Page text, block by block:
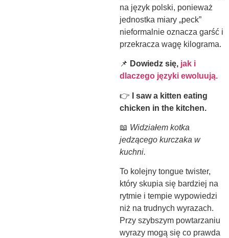
na język polski, ponieważ
jednostka miary „peck”
nieformalnie oznacza garść i
przekracza wagę kilograma.
📌 Dowiedz się, jak i
dlaczego języki ewoluują.
👉
I saw a kitten eating
chicken in the kitchen.
📖 Widziałem kotka
jedzącego kurczaka w
kuchni.
To kolejny tongue twister,
który skupia się bardziej na
rytmie i tempie wypowiedzi
niż na trudnych wyrazach.
Przy szybszym powtarzaniu
wyrazy mogą się co prawda